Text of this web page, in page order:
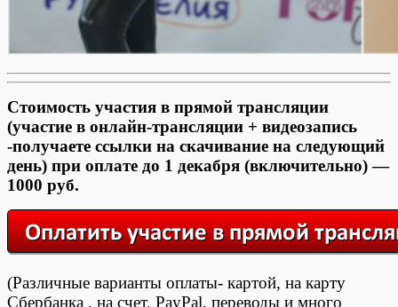
Стоимость участия в прямой трансляции
(участие в онлайн-трансляции + видеозапись
-получаете ссылки на скачивание на следующий
день) при оплате до 1 декабря (включительно) —
1000 руб.
(Различные варианты оплаты- картой, на карту
Сбербанка , на счет, PayPal, переводы и много